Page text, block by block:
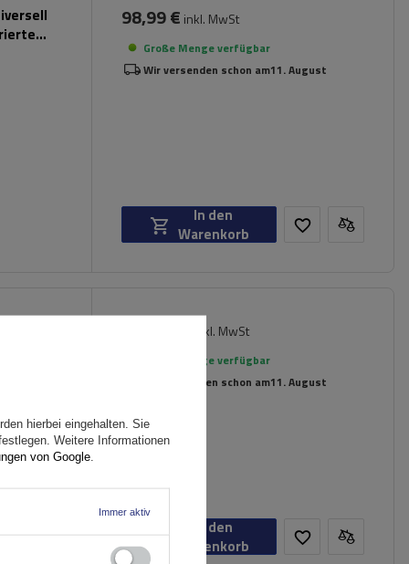
98,99 € inkl. MwSt
Große Menge verfügbar
Wir versenden schon am11. August
In den
Warenkorb
inkl. MwSt
Große Menge verfügbar
Wir versenden schon am11. August
In den
Warenkorb
hierbei eingehalten. Sie
Weitere Informationen
von Google
Immer aktiv